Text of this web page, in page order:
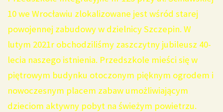
10 we Wrocławiu zlokalizowane jest wśród starej
powojennej zabudowy w dzielnicy Szczepin. W
lutym 2021r obchodziliśmy zaszczytny jubileusz 40-
lecia naszego istnienia. Przedszkole mieści się w
piętrowym budynku otoczonym pięknym ogrodem i
nowoczesnym placem zabaw umożliwiającym
dzieciom aktywny pobyt na świeżym powietrzu.